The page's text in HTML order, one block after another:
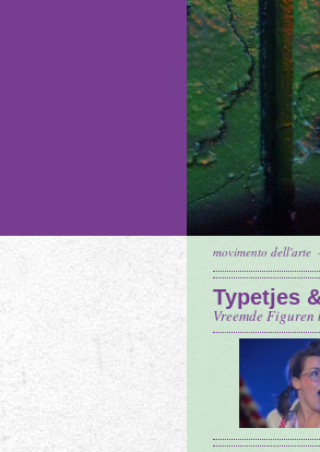
movimento dell'arte
Typetjes
Vreemde